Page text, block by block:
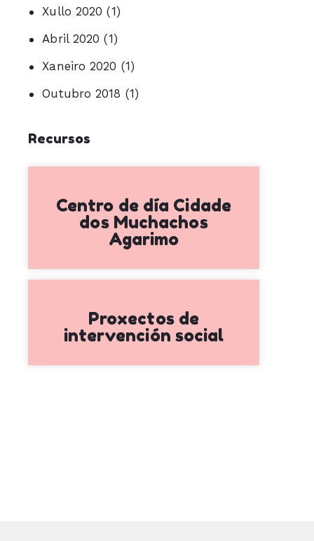
Xullo 2020 (1)
Abril 2020 (1)
Xaneiro 2020 (1)
Outubro 2018 (1)
Recursos
Centro de día Cidade
dos Muchachos
Agarimo
Proxectos de
intervención social